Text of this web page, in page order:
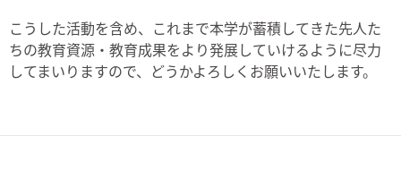
こうした活動を含め、これまで本学が蓄積してきた先人た
ちの教育資源・教育成果をより発展していけるように尽力
してまいりますので、どうかよろしくお願いいたします。